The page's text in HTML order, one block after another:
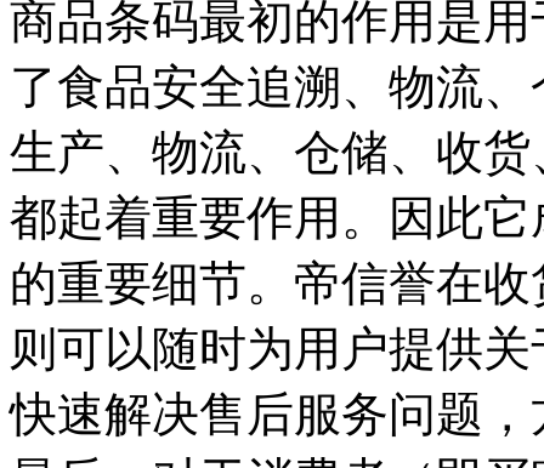
商品条码最初的作用是
了食品安全追溯、物流
生产、物流、仓储、收
都起着重要作用。因此
的重要细节。帝信誉在
则可以随时为用户提供
快速解决售后服务问题